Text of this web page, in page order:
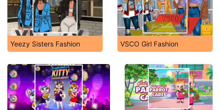
Yeezy Sisters Fashion VSCO Girl Fashion